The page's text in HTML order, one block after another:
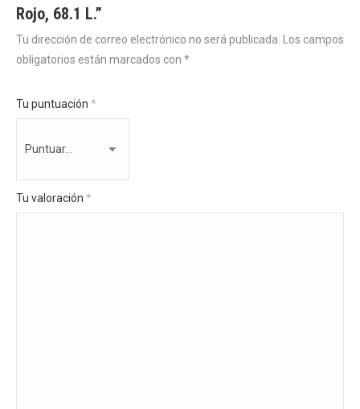
Rojo, 68.1 L.”
Tu dirección de correo electrónico no será publicada.
Los campos
obligatorios están marcados con *
Tu puntuación *
Tu valoración *